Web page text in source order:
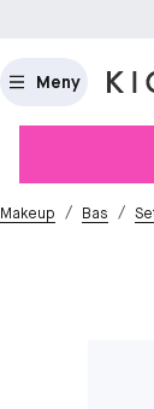
Meny
Makeup / Bas /